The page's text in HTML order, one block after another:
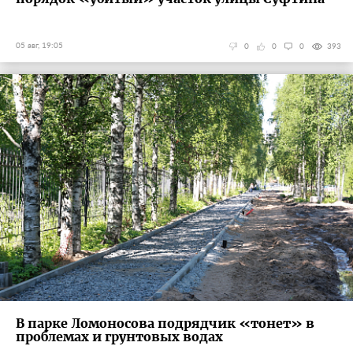
05 авг, 19:05 393
0
0
0
В парке Ломоносова подрядчик «тонет» в
проблемах и грунтовых водах